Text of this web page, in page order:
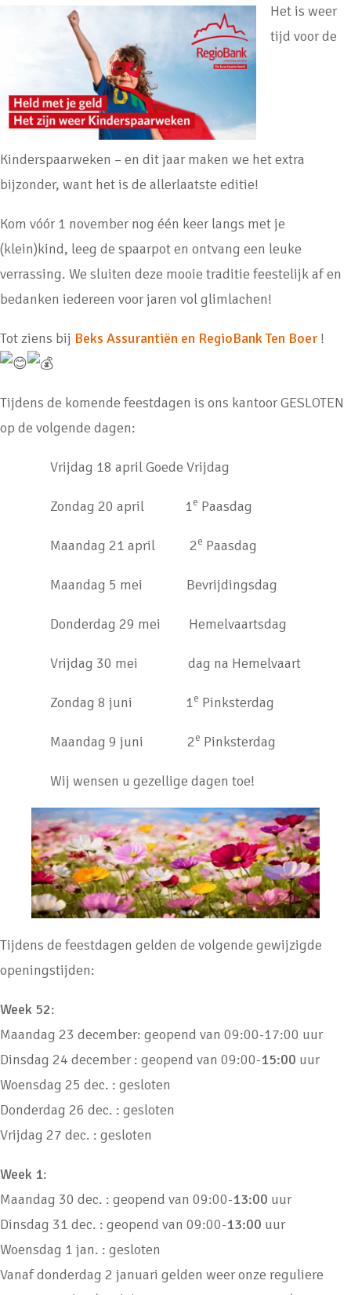
Het is weer
tijd voor de
Kinderspaarweken – en dit jaar maken we het extra
bijzonder, want het is de allerlaatste editie!
Kom vóór 1 november nog één keer langs met je
(klein)kind, leeg de spaarpot en ontvang een leuke
verrassing. We sluiten deze mooie traditie feestelijk af en
bedanken iedereen voor jaren vol glimlachen!
Tot ziens bij Beks Assurantiën en RegioBank Ten Boer !
Tijdens de komende feestdagen is ons kantoor GESLOTEN
op de volgende dagen:
Vrijdag 18 april Goede Vrijdag
Zondag 20 april 1e Paasdag
Maandag 21 april 2e Paasdag
Maandag 5 mei Bevrijdingsdag
Donderdag 29 mei Hemelvaartsdag
Vrijdag 30 mei dag na Hemelvaart
Zondag 8 juni 1e Pinksterdag
Maandag 9 juni 2e Pinksterdag
Wij wensen u gezellige dagen toe!
Tijdens de feestdagen gelden de volgende gewijzigde
openingstijden:
Week 52:
Maandag 23 december: geopend van 09:00-17:00 uur
Dinsdag 24 december : geopend van 09:00-15:00 uur
Woensdag 25 dec. : gesloten
Donderdag 26 dec. : gesloten
Vrijdag 27 dec. : gesloten
Week 1:
Maandag 30 dec. : geopend van 09:00-13:00 uur
Dinsdag 31 dec. : geopend van 09:00-13:00 uur
Woensdag 1 jan. : gesloten
Vanaf donderdag 2 januari gelden weer onze reguliere